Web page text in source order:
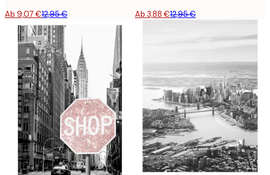
Ab 9,07 €12,95 € Ab 3,88 €12,95 €